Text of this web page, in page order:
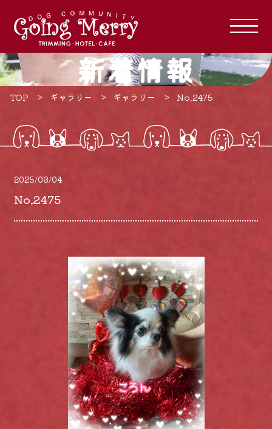
新着情報
TOP ギャラリー ギャラリー No.2475
2025/03/04
No.2475